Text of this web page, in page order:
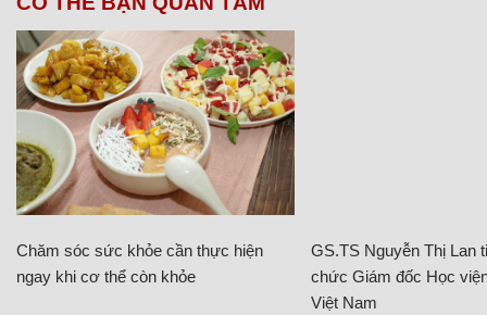
Chăm sóc sức khỏe cần thực hiện
ngay khi cơ thể còn khỏe
GS.TS Nguyễn Thị Lan
chức Giám đốc Học
Việt Nam